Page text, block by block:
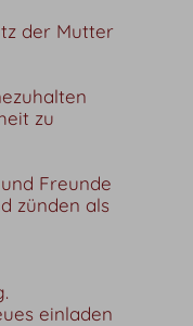
der Mutter
zu
Freunde
zünden als
einladen